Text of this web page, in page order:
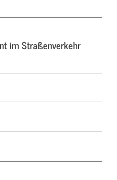
im Straßenverkehr